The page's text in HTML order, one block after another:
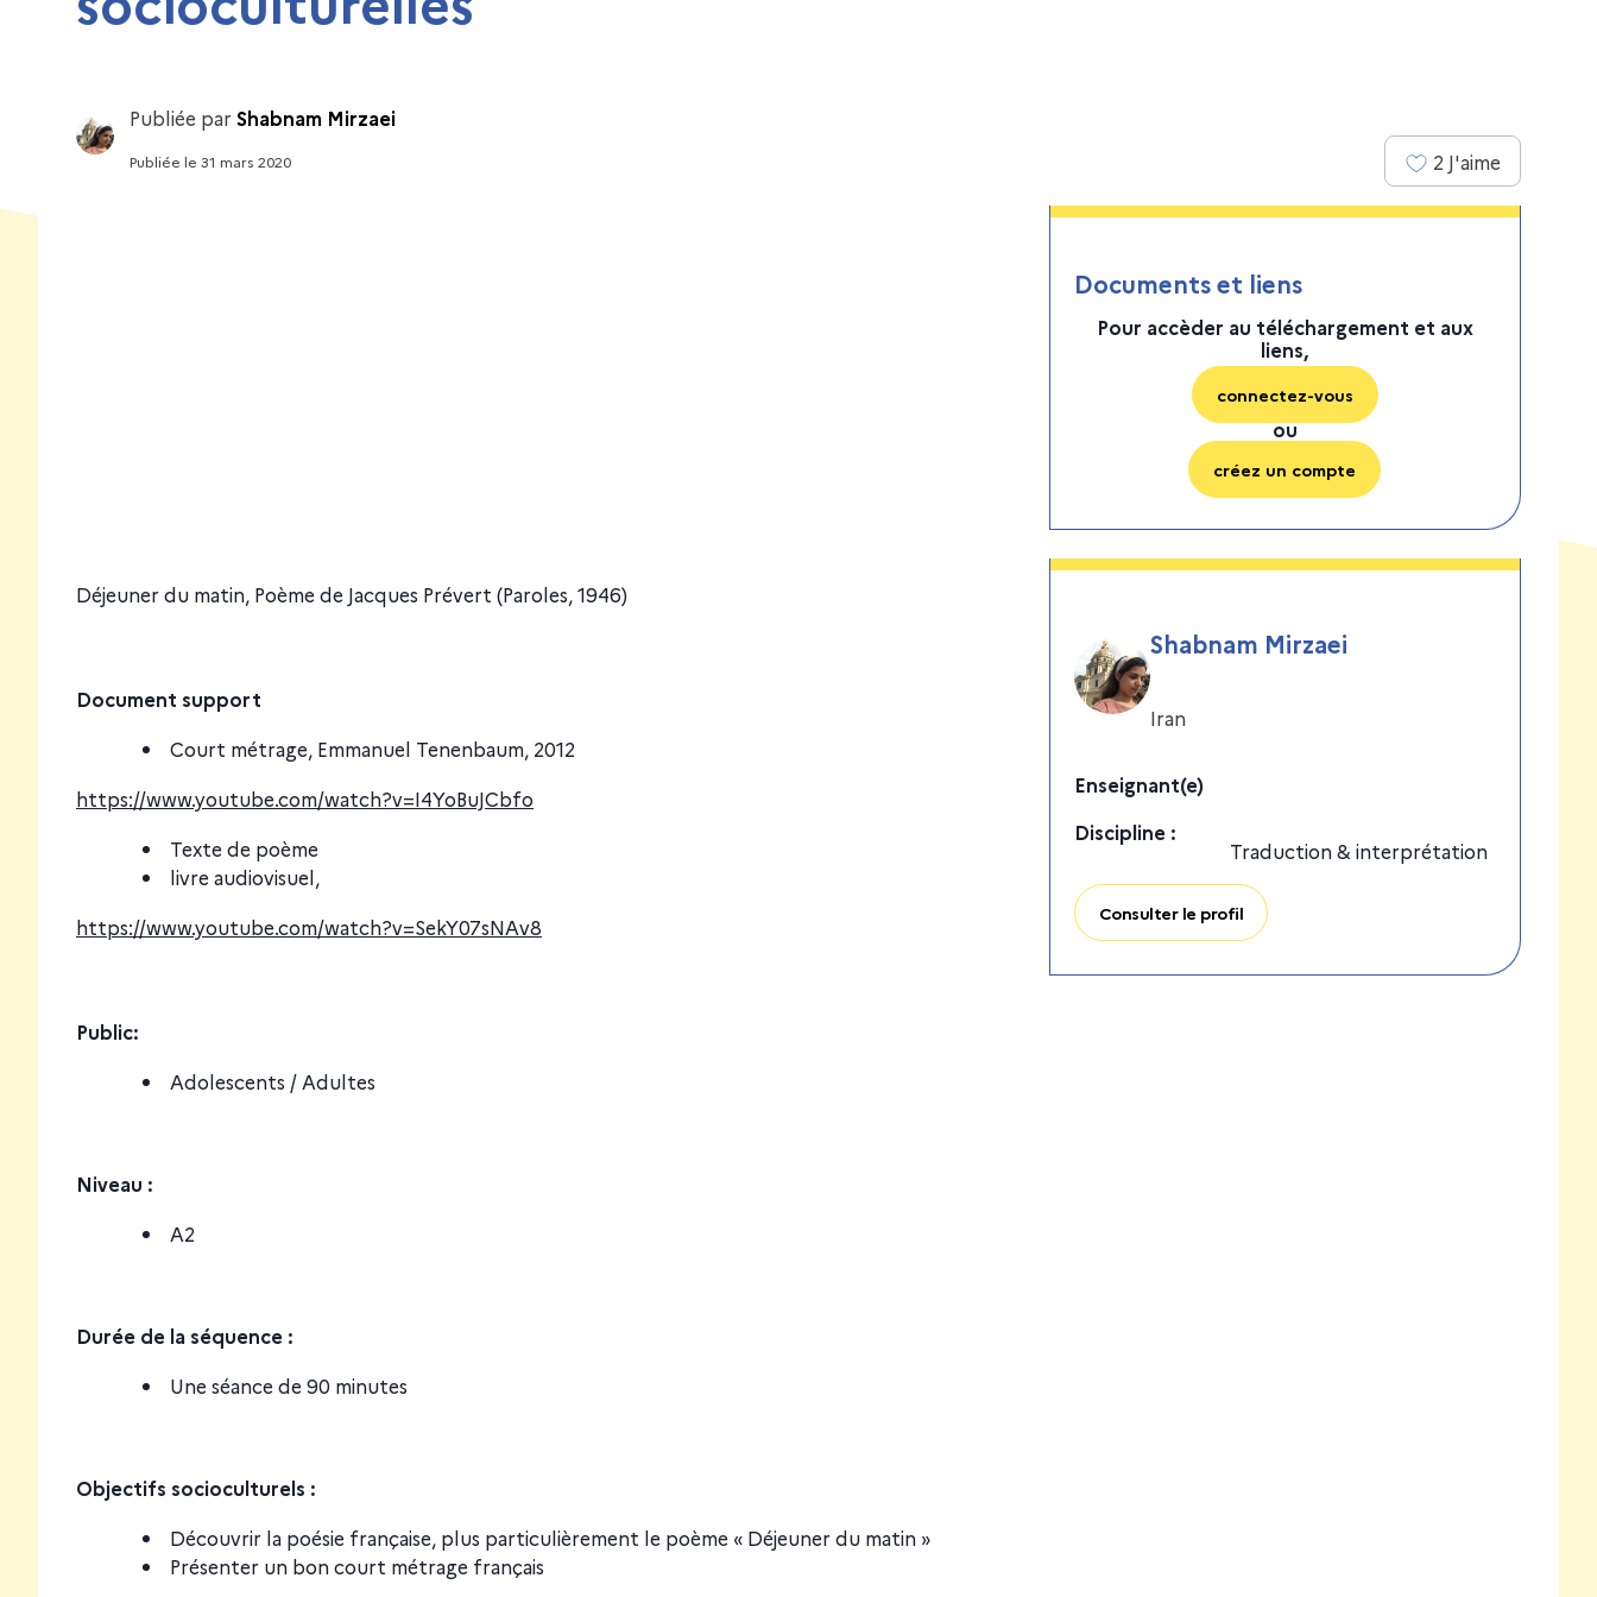
Publiée parShabnam Mirzaei
Publiée le 31 mars 2020 2 J'aime
Documents et liens
Pour accèder au téléchargement et aux
liens,
connectez-vous
ou
créez un compte
Déjeuner du matin, Poème de Jacques Prévert (Paroles, 1946)
Document support
Court métrage, Emmanuel Tenenbaum, 2012
https://www.youtube.com/watch?v=I4YoBuJCbfo
Texte de poème
livre audiovisuel,
https://www.youtube.com/watch?v=SekY07sNAv8
Public:
Adolescents / Adultes
Niveau :
A2
Durée de la séquence :
Une séance de 90 minutes
Objectifs socioculturels :
Découvrir la poésie française, plus particulièrement le poème « Déjeuner du matin »
Présenter un bon court métrage français
Shabnam Mirzaei
Iran
Enseignant(e)
Discipline :
Traduction & interprétation
Consulter le profil